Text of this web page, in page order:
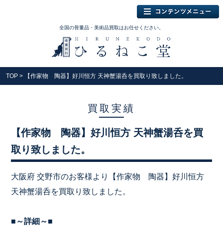
全国の骨董品・美術品買取はお任せください。
TOP > 【作家物 陶器】好川恒方 天神蟹湯呑を買取り致しました。
買取実績
【作家物 陶器】好川恒方 天神蟹湯呑を買
取り致しました。
大阪府 交野市のお客様より【作家物 陶器】好川恒方
天神蟹湯呑を買取り致しました。
■～詳細～■